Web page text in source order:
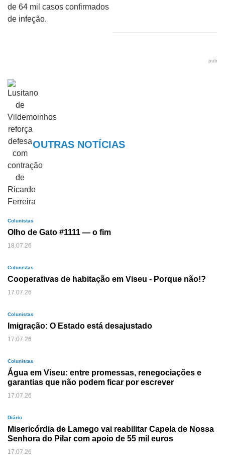
de 64 mil casos confirmados
de infeção.
pub
OUTRAS NOTÍCIAS
Colunistas
Olho de Gato #1111 — o fim
18.07.26
Colunistas
Cooperativas de habitação em Viseu - Porque não!?
17.07.26
Colunistas
Imigração: O Estado está desajustado
17.07.26
Colunistas
Água em Viseu: entre promessas, renegociações e
garantias que não podem ficar por escrever
17.07.26
Diário
Misericórdia de Lamego vai reabilitar Capela de Nossa
Senhora do Pilar com apoio de 55 mil euros
17.07.26